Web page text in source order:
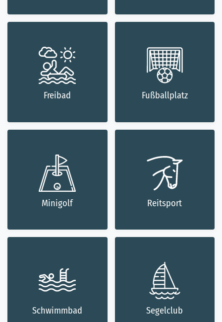
Freibad Fußballplatz
Minigolf Reitsport
Schwimmbad Segelclub